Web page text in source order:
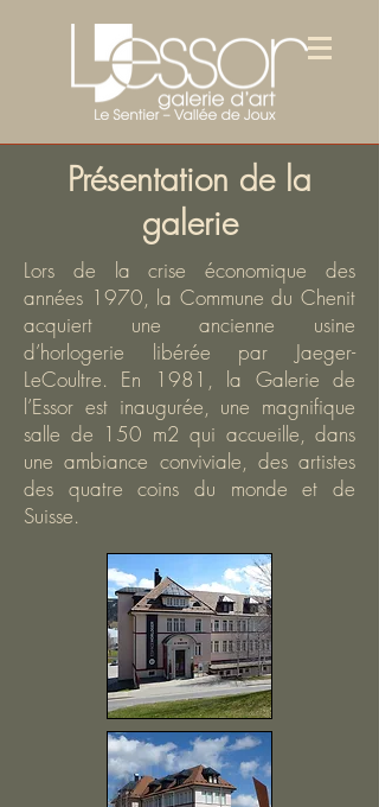
Présentation de la
galerie
Lors de la crise économique des
années 1970, la Commune du Chenit
acquiert une ancienne usine
d’horlogerie libérée par Jaeger-
LeCoultre. En 1981, la Galerie de
l’Essor est inaugurée, une magnifique
salle de 150 m2 qui accueille, dans
une ambiance conviviale, des artistes
des quatre coins du monde et de
Suisse.